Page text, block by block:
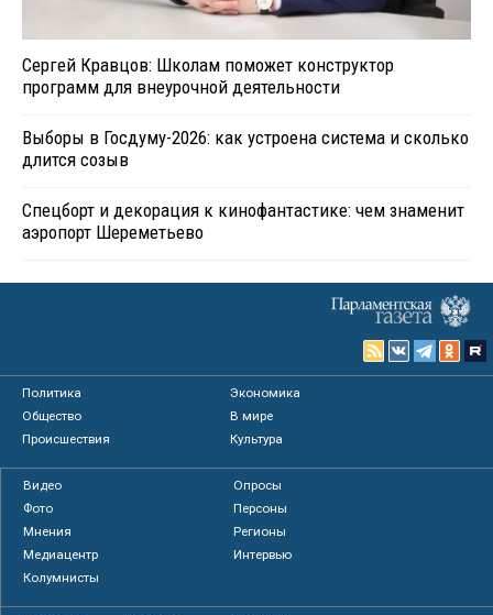
Сергей Кравцов: Школам поможет конструктор
программ для внеурочной деятельности
Выборы в Госдуму-2026: как устроена система и сколько
длится созыв
Спецборт и декорация к кинофантастике: чем знаменит
аэропорт Шереметьево
Политика
Экономика
Общество
В мире
Происшествия
Культура
Видео
Опросы
Фото
Персоны
Мнения
Регионы
Медиацентр
Интервью
Колумнисты